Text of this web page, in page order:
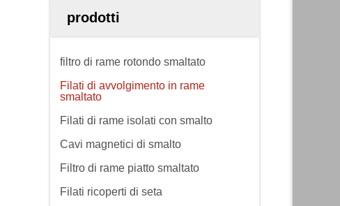
prodotti
filtro di rame rotondo smaltato
Filati di avvolgimento in rame
smaltato
Filati di rame isolati con smalto
Cavi magnetici di smalto
Filtro di rame piatto smaltato
Filati ricoperti di seta